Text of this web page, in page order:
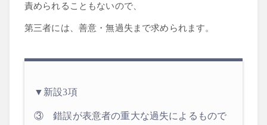
責められることもないので、
第三者には、善意・無過失まで求められます。
▼新設3項
③ 錯誤が表意者の重大な過失によるもので